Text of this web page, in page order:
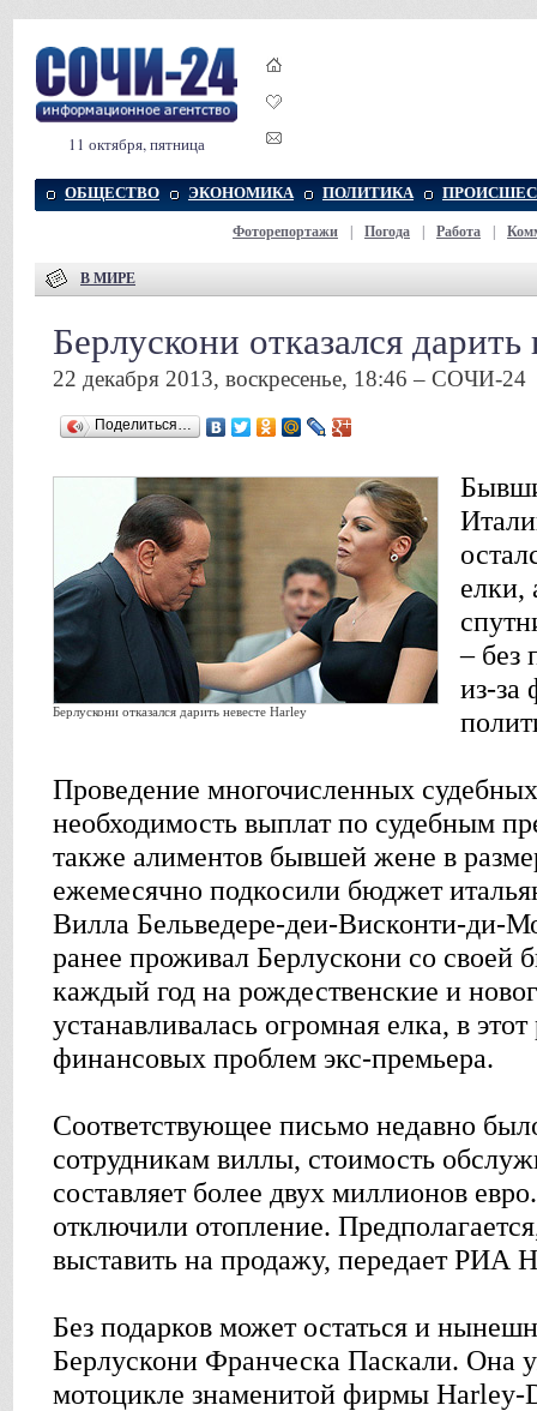
11 октября, пятница
ОБЩЕСТВО ЭКОНОМИКА ПОЛИТИКА
Фоторепортажи Погода Работа
В МИРЕ
Берлускони отказался
22 декабря 2013, воскресенье, 18:46 – СОЧИ-24
Поделиться…
Берлускони отказался дарить невесте Harley
елки,
– без
из-за
Проведение многочисленных
необходимость выплат по судебным
также алиментов бывшей жене в
ежемесячно подкосили бюджет
Вилла Бельведере-деи-Висконти-ди-
ранее проживал Берлускони со своей
каждый год на рождественские и
устанавливалась огромная елка, в этот
финансовых проблем экс-премьера.
Соответствующее письмо недавно
сотрудникам виллы, стоимость
составляет более двух миллионов
отключили отопление.
выставить на продажу, передает РИА
Без подарков может остаться и
Берлускони Франческа Паскали. Она
мотоцикле знаменитой фирмы Harley-